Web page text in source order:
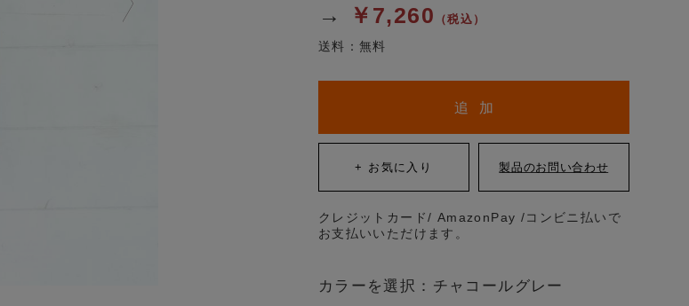
→ ￥7,260 （税込）
送料：無料
カラーを選択：チャコールグレー
追 加
クレジットカード/ AmazonPay /コンビニ払いで
お支払いいただけます。